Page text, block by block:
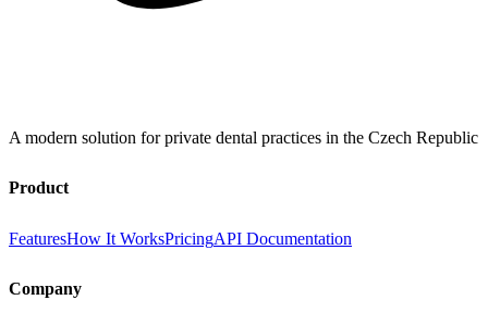
A modern solution for private dental practices in the Czech Republic
Product
FeaturesHow It WorksPricingAPI Documentation
Company